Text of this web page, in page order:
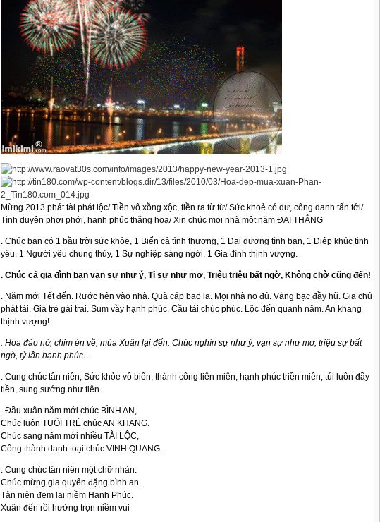
Mừng 2013 phát tài phát lộc/ Tiền vô xồng xộc, tiền ra từ từ/ Sức khoẻ có dư, công danh tấn tới/
Tình duyên phơi phới, hạnh phúc thăng hoa/ Xin chúc mọi nhà một năm ĐẠI THẮNG
. Chúc bạn có 1 bầu trời sức khỏe, 1 Biển cả tình thương, 1 Đại dương tình bạn, 1 Điệp khúc tình
yêu, 1 Người yêu chung thủy, 1 Sự nghiệp sáng ngời, 1 Gia đình thịnh vượng.
. Chúc cả gia đình bạn vạn sự như ý, Tỉ sự như mơ, Triệu triệu bất ngờ, Không chờ cũng đến!
. Năm mới Tết đến. Rước hên vào nhà. Quà cáp bao la. Mọi nhà no đủ. Vàng bạc đầy hũ. Gia chủ
phát tài. Già trẻ gái trai. Sum vầy hạnh phúc. Cầu tài chúc phúc. Lộc đến quanh năm. An khang
thịnh vượng!
. Hoa đào nở, chim én về, mùa Xuân lại đến. Chúc nghìn sự như ý, vạn sự như mơ, triệu sự bất
ngờ, tỷ lần hạnh phúc…
. Cung chúc tân niên, Sức khỏe vô biên, thành công liên miên, hạnh phúc triền miên, túi luôn đầy
tiền, sung sướng như tiên.
. Đầu xuân năm mới chúc BÌNH AN,
Chúc luôn TUỔI TRẺ chúc AN KHANG.
Chúc sang năm mới nhiều TÀI LỘC,
Công thành danh toại chúc VINH QUANG..
. Cung chúc tân niên một chữ nhàn.
Chúc mừng gia quyến đặng bình an.
Tân niên đem lại niềm Hạnh Phúc.
Xuân đến rồi hưởng trọn niềm vui